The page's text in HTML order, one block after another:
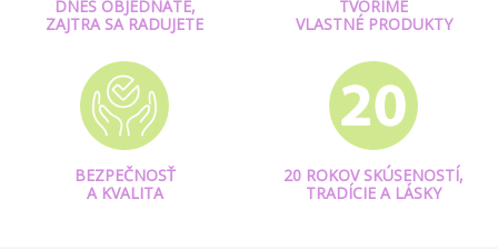
DNES OBJEDNÁTE,
ZAJTRA SA RADUJETE
TVORÍME
VLASTNÉ PRODUKTY
BEZPEČNOSŤ
A KVALITA
20 ROKOV SKÚSENOSTÍ,
TRADÍCIE A LÁSKY